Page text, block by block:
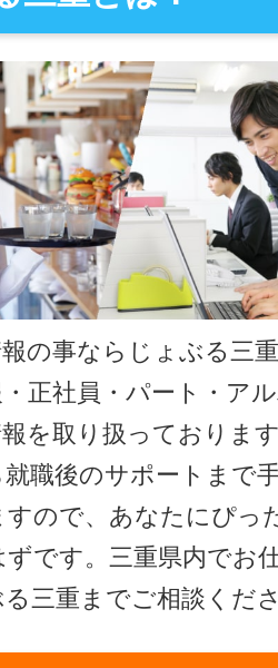
の事ならじょぶる三
正社員・パート・ア
を取り扱っておりま
職後のサポートまで
すので、あなたにぴっ
です。三重県内でお
三重までご相談くだ